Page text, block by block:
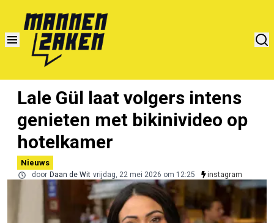
Lale Gül laat volgers intens
genieten met bikinivideo op
hotelkamer
Nieuws
door Daan de Wit vrijdag, 22 mei 2026 om 12:25 instagram